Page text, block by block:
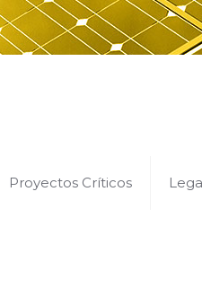
Proyectos Críticos